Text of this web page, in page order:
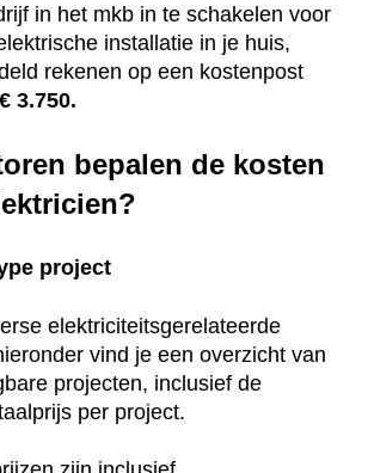
in het mkb in te schakelen voor
installatie in je huis,
rekenen op een kostenpost
€ 3.750.
bepalen de kosten
project
elektriciteitsgerelateerde
vind je een overzicht van
projecten, inclusief de
per project.